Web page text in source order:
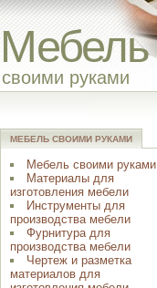
Мебель
своими руками
МЕБЕЛЬ СВОИМИ РУКАМИ
Мебель своими руками
Материалы для
изготовления мебели
Инструменты для
производства мебели
Фурнитура для
производства мебели
Чертеж и разметка
материалов для